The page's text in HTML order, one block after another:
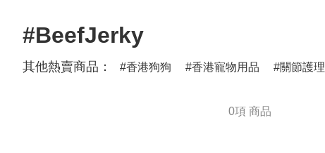
#BeefJerky
其他熱賣商品： 香港狗狗 香港寵物用品 關節護理
0項 商品